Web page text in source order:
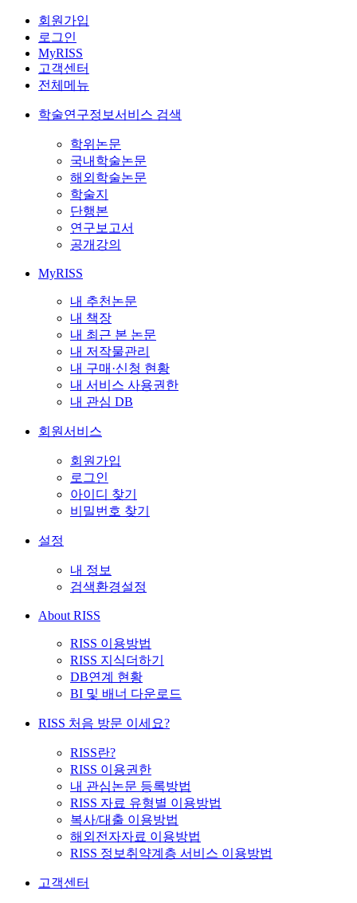
회원가입
로그인
MyRISS
고객센터
전체메뉴
학술연구정보서비스 검색
학위논문
국내학술논문
해외학술논문
학술지
단행본
연구보고서
공개강의
MyRISS
내 추천논문
내 책장
내 최근 본 논문
내 저작물관리
내 구매·신청 현황
내 서비스 사용권한
내 관심 DB
회원서비스
회원가입
로그인
아이디 찾기
비밀번호 찾기
설정
내 정보
검색환경설정
About RISS
RISS 이용방법
RISS 지식더하기
DB연계 현황
BI 및 배너 다운로드
RISS 처음 방문 이세요?
RISS란?
RISS 이용권한
내 관심논문 등록방법
RISS 자료 유형별 이용방법
복사/대출 이용방법
해외전자자료 이용방법
RISS 정보취약계층 서비스 이용방법
고객센터